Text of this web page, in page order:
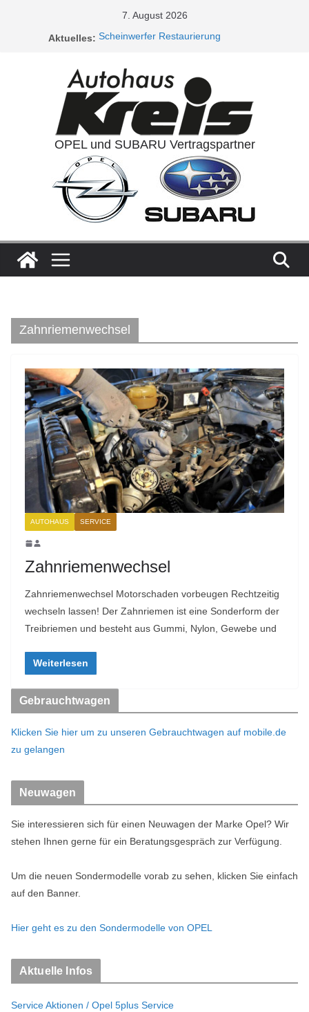
7. August 2026
Aktuelles: Scheinwerfer Restaurierung
Auspuffanlagen
Ventilreinigung
OPEL und SUBARU Vertragspartner
Zahnriemenwechsel
AUTOHAUS SERVICE
Zahnriemenwechsel
Zahnriemenwechsel Motorschaden vorbeugen Rechtzeitig
wechseln lassen! Der Zahnriemen ist eine Sonderform der
Treibriemen und besteht aus Gummi, Nylon, Gewebe und
Weiterlesen
Gebrauchtwagen
Klicken Sie hier um zu unseren Gebrauchtwagen auf mobile.de
zu gelangen
Neuwagen
Sie interessieren sich für einen Neuwagen der Marke Opel? Wir
stehen Ihnen gerne für ein Beratungsgespräch zur Verfügung.
Um die neuen Sondermodelle vorab zu sehen, klicken Sie einfach
auf den Banner.
Hier geht es zu den Sondermodelle von OPEL
Aktuelle Infos
Service Aktionen / Opel 5plus Service